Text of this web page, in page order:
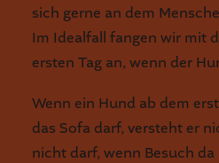
sich gerne an dem
Im Idealfall fangen wir mit
ersten Tag an, wenn der
Wenn ein Hund ab dem
das Sofa darf, versteht er
nicht darf, wenn Besuch da